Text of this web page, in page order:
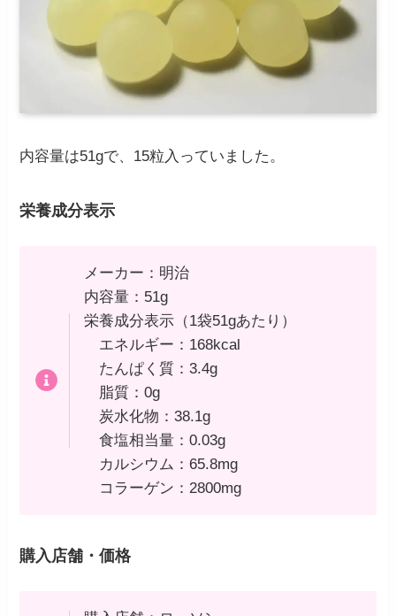
内容量は51gで、15粒入っていました。
栄養成分表示
メーカー：明治
内容量：51g
栄養成分表示（1袋51gあたり）
エネルギー：168kcal
たんぱく質：3.4g
脂質：0g
炭水化物：38.1g
食塩相当量：0.03g
カルシウム：65.8mg
コラーゲン：2800mg
購入店舗・価格